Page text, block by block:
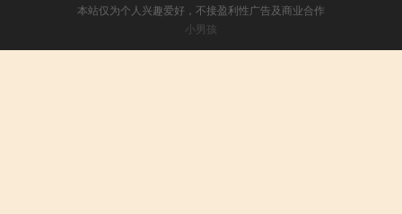
本站仅为个人兴趣爱好，不接盈利性广告及商业合作
小男孩